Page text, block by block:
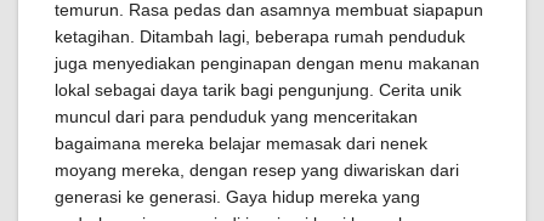
temurun. Rasa pedas dan asamnya membuat siapapun
ketagihan. Ditambah lagi, beberapa rumah penduduk
juga menyediakan penginapan dengan menu makanan
lokal sebagai daya tarik bagi pengunjung. Cerita unik
muncul dari para penduduk yang menceritakan
bagaimana mereka belajar memasak dari nenek
moyang mereka, dengan resep yang diwariskan dari
generasi ke generasi. Gaya hidup mereka yang